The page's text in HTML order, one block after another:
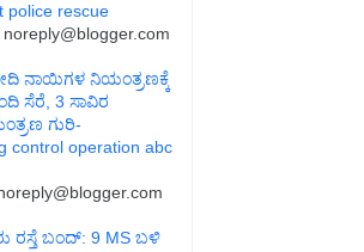
police rescue
noreply@blogger.com
ನಾಯಿಗಳ ನಿಯಂತ್ರಣಕ್ಕೆ
ಸೆರೆ, 3 ಸಾವಿರ
ಗುರಿ-
control operation abc
ರಸ್ತೆ ಬಂದ್: 9 MS ಬಳಿ